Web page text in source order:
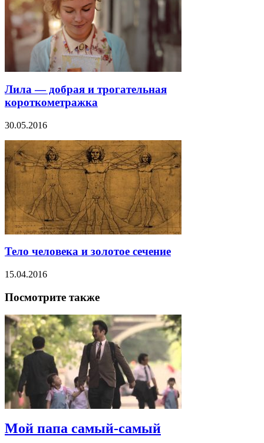
Лила — добрая и трогательная
короткометражка
30.05.2016
Тело человека и золотое сечение
15.04.2016
Посмотрите также
Мой папа самый-самый